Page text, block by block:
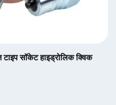
सॉकेट हाइड्रोलिक क्विक